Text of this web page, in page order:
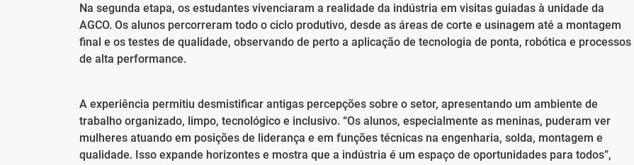
Na segunda etapa, os estudantes vivenciaram a realidade da indústria em visitas guiadas à unidade da
AGCO. Os alunos percorreram todo o ciclo produtivo, desde as áreas de corte e usinagem até a montagem
final e os testes de qualidade, observando de perto a aplicação de tecnologia de ponta, robótica e processos
de alta performance.
A experiência permitiu desmistificar antigas percepções sobre o setor, apresentando um ambiente de
trabalho organizado, limpo, tecnológico e inclusivo. “Os alunos, especialmente as meninas, puderam ver
mulheres atuando em posições de liderança e em funções técnicas na engenharia, solda, montagem e
qualidade. Isso expande horizontes e mostra que a indústria é um espaço de oportunidades para todos”,